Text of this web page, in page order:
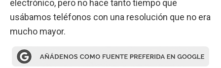
electrónico, pero no hace tanto tiempo que
usábamos teléfonos con una resolución que no era
mucho mayor.